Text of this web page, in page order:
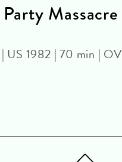
Massacre
US 1982 | 70 min | OV